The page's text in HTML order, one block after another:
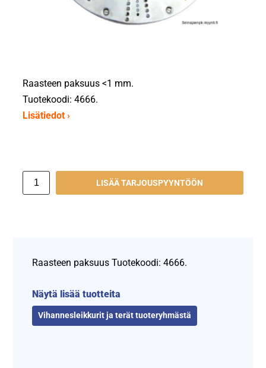
Raasteen paksuus <1 mm.
Tuotekoodi: 4666.
Lisätiedot ›
LISÄÄ TARJOUSPYYNTÖÖN
Raasteen paksuus Tuotekoodi: 4666.
Näytä lisää tuotteita
Vihannesleikkurit ja terät tuoteryhmästä